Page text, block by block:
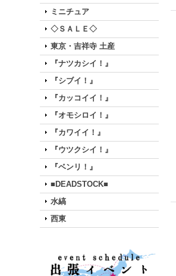
ミニチュア
◇ＳＡＬＥ◇
東京・吉祥寺 土産
『ナツカシイ！』
『シブイ！』
『カッコイイ！』
『オモシロイ！』
『カワイイ！』
『ウツクシイ！』
『ベンリ！』
■DEADSTOCK■
水縞
西東